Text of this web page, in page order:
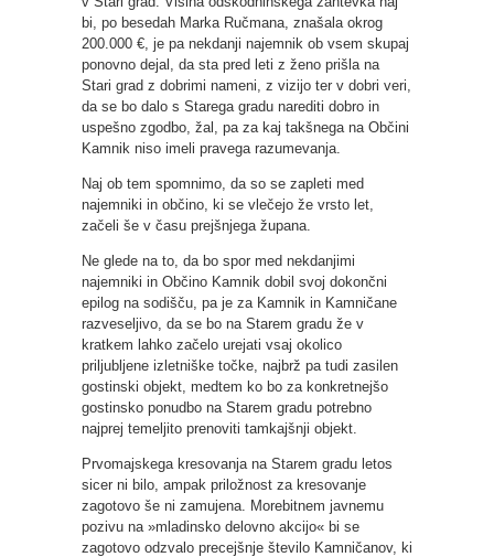
bi, po besedah Marka Ručmana, znašala okrog
200.000 €, je pa nekdanji najemnik ob vsem skupaj
ponovno dejal, da sta pred leti z ženo prišla na
Stari grad z dobrimi nameni, z vizijo ter v dobri veri,
da se bo dalo s Starega gradu narediti dobro in
uspešno zgodbo, žal, pa za kaj takšnega na Občini
Kamnik niso imeli pravega razumevanja.
Naj ob tem spomnimo, da so se zapleti med
najemniki in občino, ki se vlečejo že vrsto let,
začeli še v času prejšnjega župana.
Ne glede na to, da bo spor med nekdanjimi
najemniki in Občino Kamnik dobil svoj dokončni
epilog na sodišču, pa je za Kamnik in Kamničane
razveseljivo, da se bo na Starem gradu že v
kratkem lahko začelo urejati vsaj okolico
priljubljene izletniške točke, najbrž pa tudi zasilen
gostinski objekt, medtem ko bo za konkretnejšo
gostinsko ponudbo na Starem gradu potrebno
najprej temeljito prenoviti tamkajšnji objekt.
Prvomajskega kresovanja na Starem gradu letos
sicer ni bilo, ampak priložnost za kresovanje
zagotovo še ni zamujena. Morebitnem javnemu
pozivu na »mladinsko delovno akcijo« bi se
zagotovo odzvalo precejšnje število Kamničanov, ki